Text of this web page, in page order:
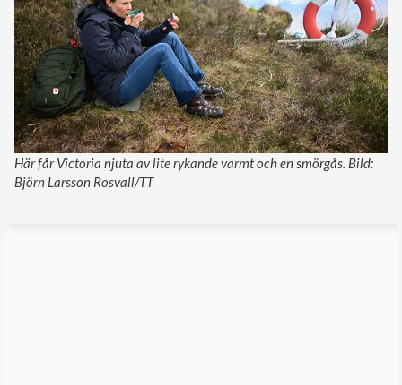
Här får Victoria njuta av lite rykande varmt och en smörgås. Bild:
Björn Larsson Rosvall/TT